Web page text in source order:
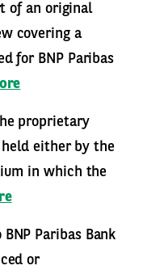
of an original
covering a
for BNP Paribas
proprietary
either by the
in which the
Paribas Bank
or